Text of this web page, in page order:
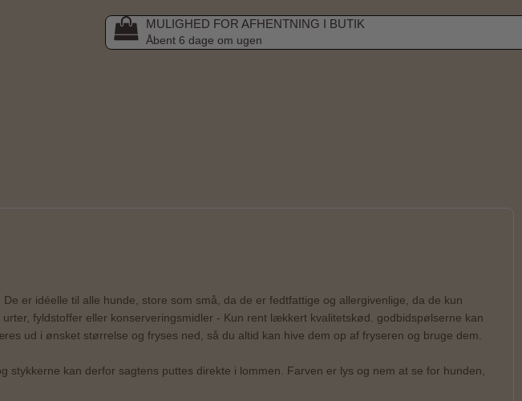
MULIGHED FOR AFHENTNING I BUTIK
Åbent 6 dage om ugen
er idéelle til alle hunde, store som små, da de er fedtfattige og allergivenlige, da de kun
fyldstoffer eller konserveringsmidler - Kun rent lækkert kvalitetskød. godbidspølserne kan
ud i ønsket størrelse og fryses ned, så du altid kan hive dem op af fryseren og bruge dem.
kan derfor sagtens puttes direkte i lommen. Farven er lys og nem at se for hunden,